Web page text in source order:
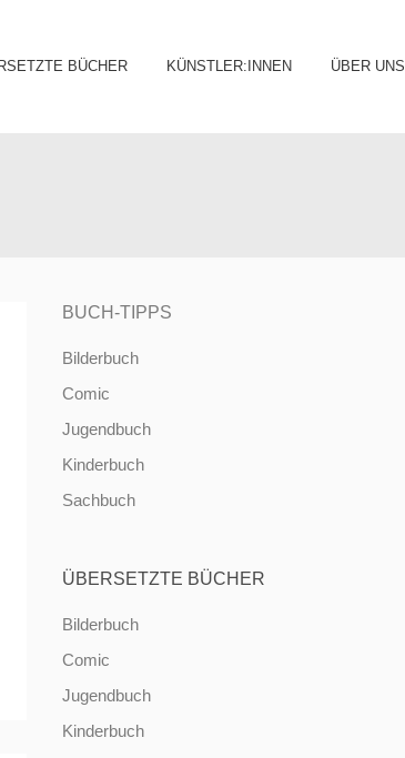
Skip
BÜCHER KÜNSTLER:INNEN ÜBER UNS
BUCH-TIPPS
Bilderbuch
Comic
Jugendbuch
Kinderbuch
Sachbuch
ÜBERSETZTE BÜCHER
Bilderbuch
Comic
Jugendbuch
Kinderbuch